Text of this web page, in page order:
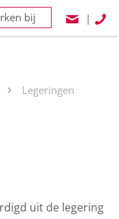
bij |
Legeringen
uit de legering